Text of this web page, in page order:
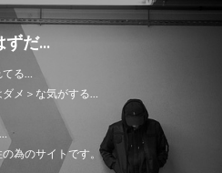
ずだ...
てる…
メ＞な気がする…
為のサイトです。